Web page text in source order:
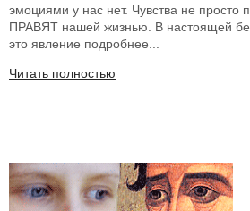
эмоциями у нас нет. Чувства не просто
ПРАВЯТ нашей жизнью. В настоящей
это явление подробнее...
Читать полностью